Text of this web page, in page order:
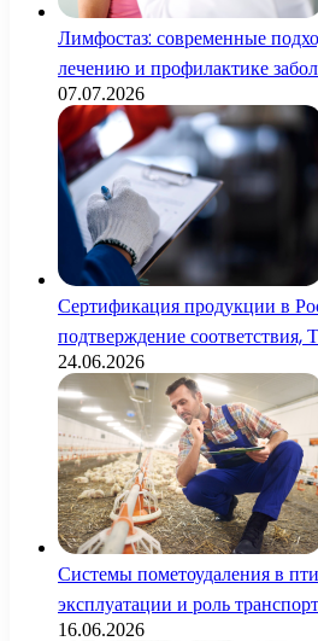
Лимфостаз: современные
лечению и профилактике
07.07.2026
Сертификация продукции в
подтверждение
24.06.2026
Системы пометоудаления в
эксплуатации и роль
16.06.2026